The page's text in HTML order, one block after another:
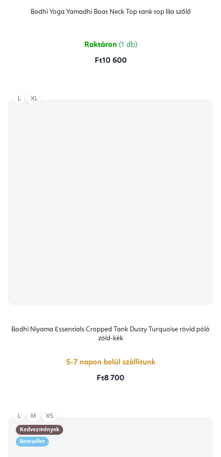
Bodhi Yoga Yamadhi Boat Neck Top tank top lila szőlő
Raktáron (1 db)
Ft10 600
Bodhi Niyama Essentials Cropped Tank Dusty Turquoise rövid póló
zöld-kék
5-7 napon belül szállítunk
Ft8 700
L XL
Kedvezmények
Bestseller
L M XS